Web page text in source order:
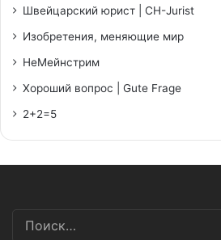
Швейцарский юрист | CH-Jurist
Изобретения, меняющие мир
НеМейнстрим
Хороший вопрос | Gute Frage
2+2=5